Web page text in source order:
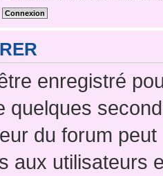
enregistré
quelques
du forum
aux utilisateurs